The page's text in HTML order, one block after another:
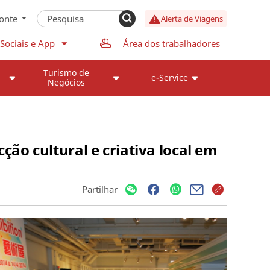
Alerta de Viagens
e App Área dos trabalhadores
Turismo de
Negócios
e-Service
cultural e criativa local em
Partilhar